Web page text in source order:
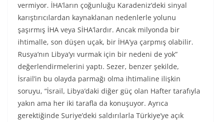
vermiyor. İHA’ların çoğunluğu Karadeniz’deki sinyal
karıştırıcılardan kaynaklanan nedenlerle yolunu
şaşırmış İHA veya SİHA’lardır. Ancak milyonda bir
ihtimalle, son düşen uçak, bir İHA’ya çarpmış olabilir.
Rusya’nın Libya’yı vurmak için bir nedeni de yok”
değerlendirmelerini yaptı. Sezer, benzer şekilde,
İsrail’in bu olayda parmağı olma ihtimaline ilişkin
soruyu, “İsrail, Libya’daki diğer güç olan Hafter tarafıyla
yakın ama her iki tarafla da konuşuyor. Ayrıca
gerektiğinde Suriye’deki saldırılarla Türkiye’ye açık